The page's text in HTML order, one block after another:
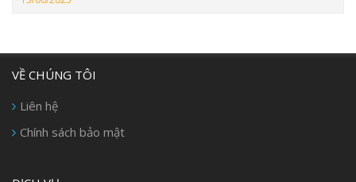
VỀ CHÚNG TÔI
Liên hệ
Chính sách bảo mật